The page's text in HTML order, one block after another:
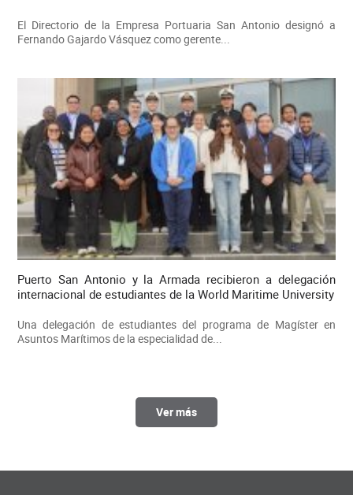
El Directorio de la Empresa Portuaria San Antonio designó a
Fernando Gajardo Vásquez como gerente...
Puerto San Antonio y la Armada recibieron a delegación
internacional de estudiantes de la World Maritime University
Una delegación de estudiantes del programa de Magíster en
Asuntos Marítimos de la especialidad de...
Ver más